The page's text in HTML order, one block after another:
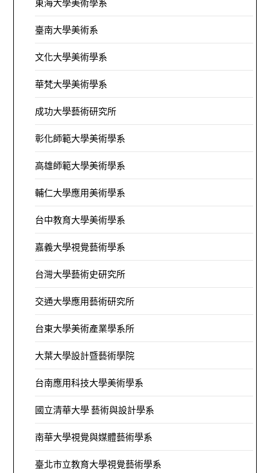
東海大學美術學系
臺南大學美術系
文化大學美術學系
華梵大學美術學系
成功大學藝術研究所
彰化師範大學美術學系
高雄師範大學美術學系
輔仁大學應用美術學系
台中教育大學美術學系
嘉義大學視覺藝術學系
台灣大學藝術史研究所
交通大學應用藝術研究所
台東大學美術產業學系所
大葉大學設計暨藝術學院
台南應用科技大學美術學系
國立清華大學 藝術與設計學系
南華大學視覺與媒體藝術學系
臺北市立教育大學視覺藝術學系